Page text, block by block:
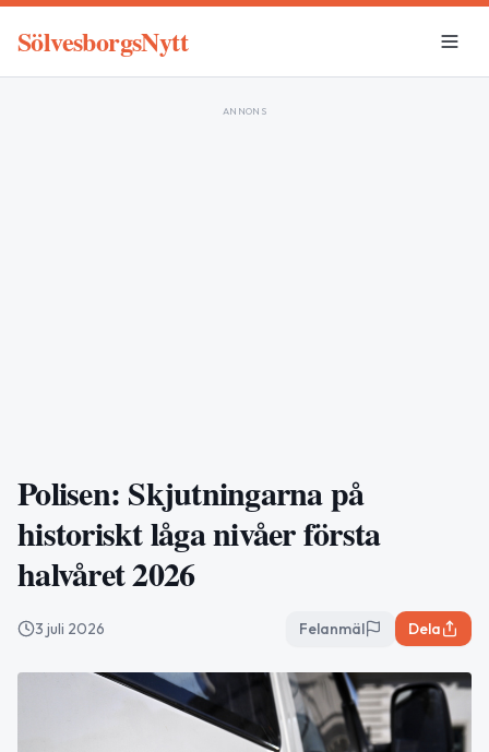
SölvesborgsNytt
ANNONS
Polisen: Skjutningarna på
historiskt låga nivåer första
halvåret 2026
3 juli 2026 Felanmäl Dela